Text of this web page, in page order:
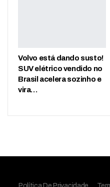
Volvo está dando susto!
SUV elétrico vendido no
Brasil acelera sozinho e
vira…